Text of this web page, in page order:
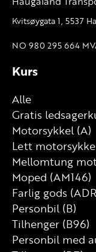
Kvitsøygata 1, 5537
NO 980 295 664
Kurs
Alle
Gratis
Motorsykkel (A)
Lett
Mellomtung
Moped (AM146)
Farlig gods
Personbil (B)
Tilhenger (B96)
Personbil med